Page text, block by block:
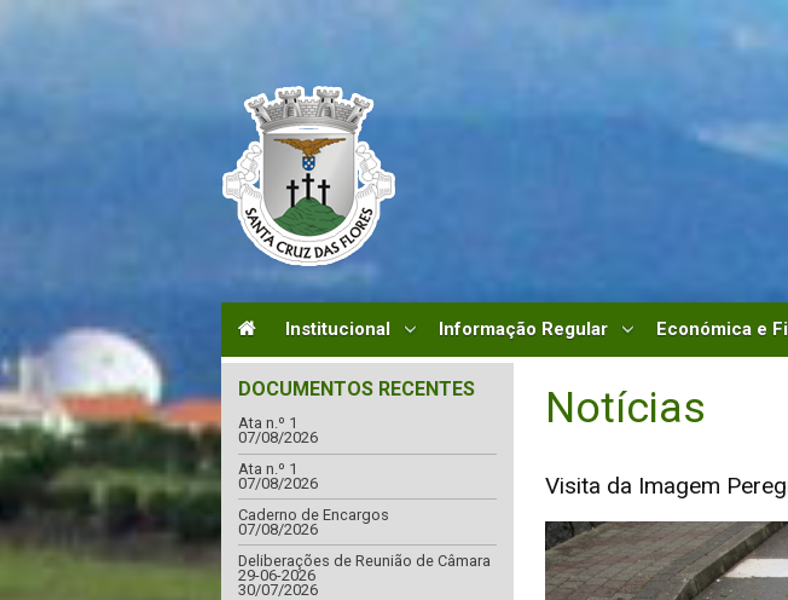
Institucional Informação Regular Económica e
DOCUMENTOS RECENTES
Ata n.º 1
07/08/2026
Ata n.º 1
07/08/2026
Caderno de Encargos
07/08/2026
Deliberações de Reunião de Câmara
29-06-2026
30/07/2026
Notícias
Visita da Imagem